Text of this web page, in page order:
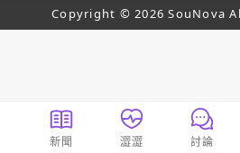
Copyright © 2026 SouNova
新聞 澀澀 討論